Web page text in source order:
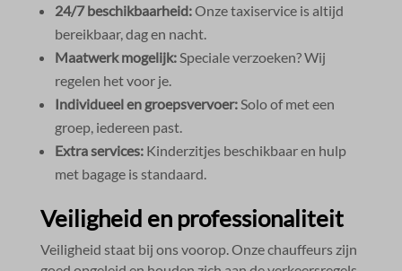
24/7 beschikbaarheid:Onze taxiservice is altijd
bereikbaar, dag en nacht.​
Maatwerk mogelijk:Speciale verzoeken? Wij
regelen het voor je.​
Individueel en groepsvervoer:Solo of met een
groep, iedereen past.​
Extra services:Kinderzitjes beschikbaar en hulp
met bagage is standaard.​
Veiligheid en professionaliteit
Veiligheid staat bij ons voorop.​ Onze chauffeurs zijn